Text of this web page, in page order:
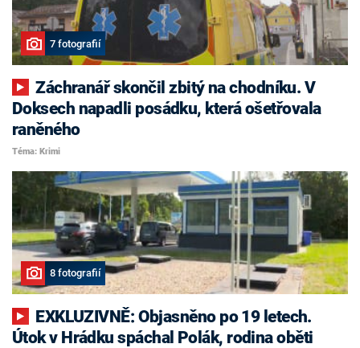
7 fotografií
Záchranář skončil zbitý na chodníku. V
Doksech napadli posádku, která ošetřovala
raněného
Téma: Krimi
8 fotografií
Útok v Hrádku spáchal Polák, rodina oběti